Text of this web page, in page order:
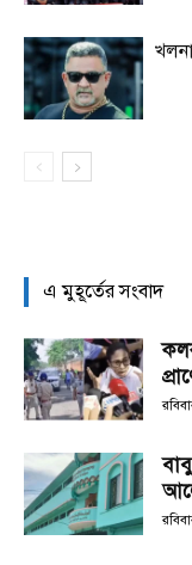
এ মুহূর্তের সংবাদ